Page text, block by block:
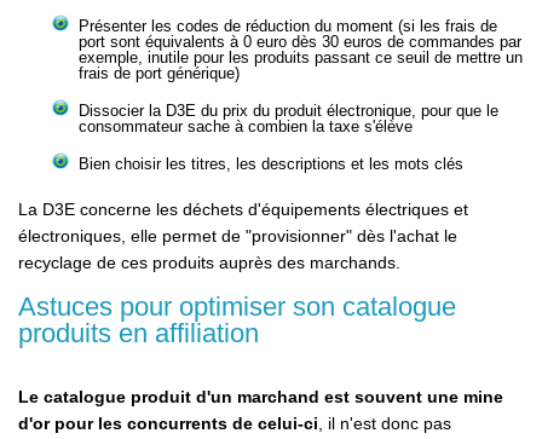
Présenter les codes de réduction du moment (si les frais de
port sont équivalents à 0 euro dès 30 euros de commandes par
exemple, inutile pour les produits passant ce seuil de mettre un
frais de port générique)
Dissocier la D3E du prix du produit électronique, pour que le
consommateur sache à combien la taxe s'élève
Bien choisir les titres, les descriptions et les mots clés
La D3E concerne les déchets d'équipements électriques et
électroniques, elle permet de "provisionner" dès l'achat le
recyclage de ces produits auprès des marchands.
Astuces pour optimiser son catalogue
produits en affiliation
Le catalogue produit d'un marchand est souvent une mine
d'or pour les concurrents de celui-ci , il n'est donc pas